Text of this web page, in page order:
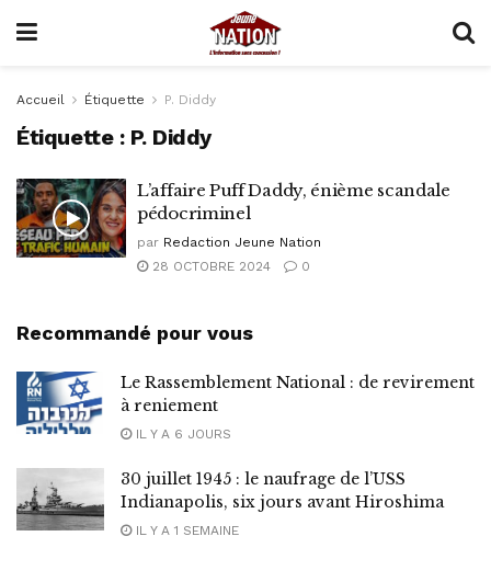
Accueil Étiquette P. Diddy
Étiquette : P. Diddy
L’affaire Puff Daddy, énième scandale
pédocriminel
par Redaction Jeune Nation
28 OCTOBRE 2024
0
Recommandé pour vous
Le Rassemblement National : de revirement
à reniement
IL Y A 6 JOURS
30 juillet 1945 : le naufrage de l’USS
Indianapolis, six jours avant Hiroshima
IL Y A 1 SEMAINE